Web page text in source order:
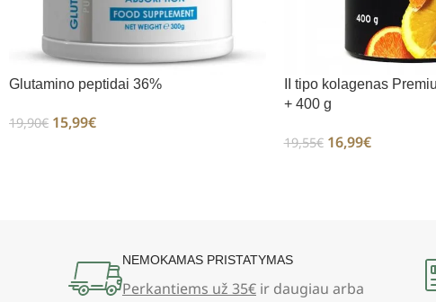
Glutamino peptidai 36%
19,90€ 15,99€
II tipo kolagenas
+ 400 g
19,55€ 16,99€
NEMOKAMAS PRISTATYMAS
Perkantiems už 35€ir daugiau arba